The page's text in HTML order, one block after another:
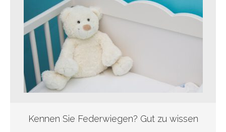
Kennen Sie Federwiegen? Gut zu wissen